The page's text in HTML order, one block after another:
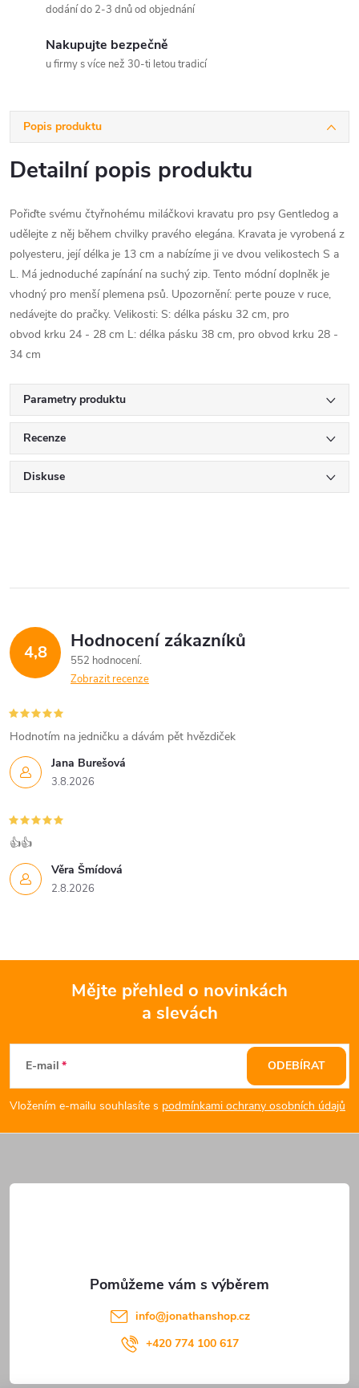
dodání do 2-3 dnů od objednání
Nakupujte bezpečně
u firmy s více než 30-ti letou tradicí
Popis produktu
Detailní popis produktu
Pořiďte svému čtyřnohému miláčkovi kravatu pro psy Gentledog a
udělejte z něj během chvilky pravého elegána. Kravata je vyrobená z
polyesteru, její délka je 13 cm a nabízíme ji ve dvou velikostech S a
L. Má jednoduché zapínání na suchý zip. Tento módní doplněk je
vhodný pro menší plemena psů. Upozornění: perte pouze v ruce,
nedávejte do pračky. Velikosti: S: délka pásku 32 cm, pro
obvod krku 24 - 28 cm L: délka pásku 38 cm, pro obvod krku 28 -
34 cm
Parametry produktu
Recenze
Diskuse
4,8 Hodnocení zákazníků
552 hodnocení
Zobrazit recenze
Jana Burešová
3.8.2026
Hodnotím na jedničku a dávám pět hvězdiček
Věra Šmídová
2.8.2026
👍👍
p
a
t
Mějte přehled o novinkách
a slevách
E-mail
Vložením e-mailu souhlasíte s podmínkami ochrany osobních údajů
ODEBÍRAT
info@jonathanshop.cz
+420 774 100 617